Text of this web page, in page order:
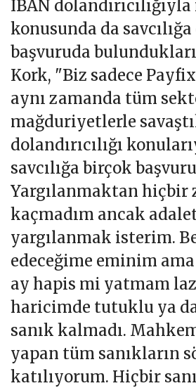
IBAN
konusunda da
başvuruda
Kork, "Biz sadece
aynı zamanda tüm
mağduriyetlerle
dolandırıcılığı
savcılığa birçok
Yargılanmaktan hiçbir
kaçmadım ancak
yargılanmak isterim.
edeceğime eminim
ay hapis mi yatmam
haricimde tutuklu ya
sanık kalmadı.
yapan tüm sanıkların
katılıyorum. Hiçbir